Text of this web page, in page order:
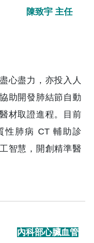
陳致宇 主任
心盡力，亦投入人
助開發肺結節自動
材取證進程。目前
性肺病 CT 輔助診
智慧，開創精準醫
內科部心臟血管